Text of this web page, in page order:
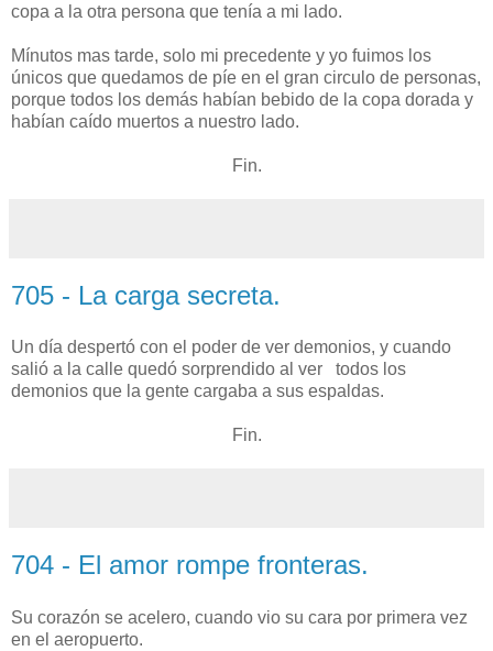
copa a la otra persona que tenía a mi lado.
Mínutos mas tarde, solo mi precedente y yo fuimos los
únicos que quedamos de píe en el gran circulo de personas,
porque todos los demás habían bebido de la copa dorada y
habían caído muertos a nuestro lado.
Fin.
705 - La carga secreta.
Un día despertó con el poder de ver demonios, y cuando
salió a la calle quedó sorprendido al ver todos los
demonios que la gente cargaba a sus espaldas.
Fin.
704 - El amor rompe fronteras.
Su corazón se acelero, cuando vio su cara por primera vez
en el aeropuerto.